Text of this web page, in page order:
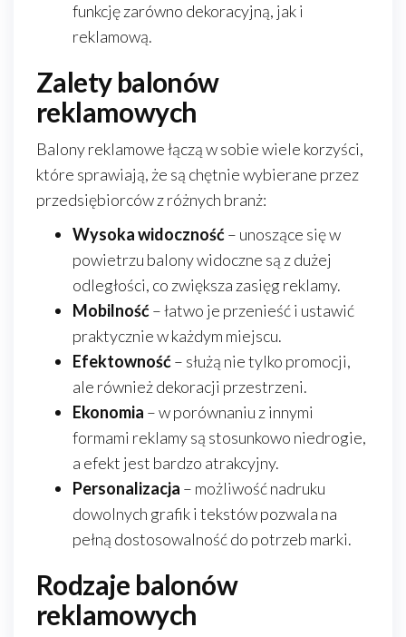
funkcję zarówno dekoracyjną, jak i
reklamową.
Zalety balonów
reklamowych
Balony reklamowe łączą w sobie wiele korzyści,
które sprawiają, że są chętnie wybierane przez
przedsiębiorców z różnych branż:
Wysoka widoczność– unoszące się w
powietrzu balony widoczne są z dużej
odległości, co zwiększa zasięg reklamy.
Mobilność– łatwo je przenieść i ustawić
praktycznie w każdym miejscu.
Efektowność– służą nie tylko promocji,
ale również dekoracji przestrzeni.
Ekonomia – w porównaniu z innymi
formami reklamy są stosunkowo niedrogie,
a efekt jest bardzo atrakcyjny.
Personalizacja – możliwość nadruku
dowolnych grafik i tekstów pozwala na
pełną dostosowalność do potrzeb marki.
Rodzaje balonów
reklamowych